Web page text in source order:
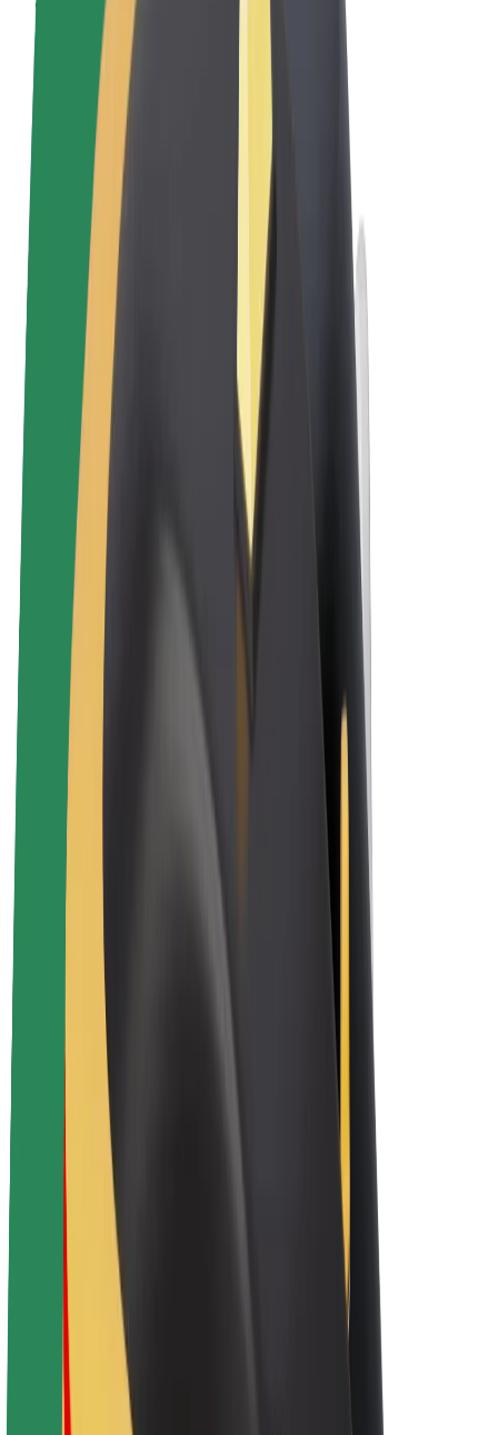
Qaydalar və Şərtlər
Məxfilik
Kukilər
© 2026 Bolt Technology OÜ
Məhsullar
Gedişlər
Skuterlər
Bolt Market
Bolt Food
Bolt Drive
Biznes üçün Bolt
Elektrikli velosipedlər
Bolt Plus
Bolt ilə pul qazanın
Sürücülər
Sürücü qazancı
Şirkət
Bolt haqqında
Bolt-da davamlılıq
Project Zero
Bloq
Xəbər otağı
Brend təlimatları
Missiya
İnvestorlarla əlaqələr
Rəhbərlik
Brend
Media
Urban Fondu
Təhlükəsizlik